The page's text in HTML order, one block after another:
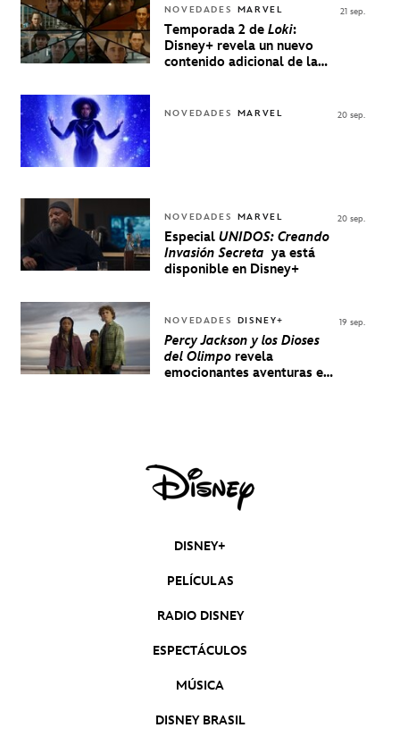
NOVEDADES MARVEL
Temporada 2 de Loki:
Disney+ revela un nuevo
contenido adicional de la
21 sep.
NOVEDADES MARVEL 20 sep.
NOVEDADES MARVEL
Especial UNIDOS: Creando
Invasión Secreta ya está
disponible en Disney+
20 sep.
NOVEDADES DISNEY+
Percy Jackson y los Dioses
del Olimporevela
emocionantes aventuras en
19 sep.
DISNEY+
PELÍCULAS
RADIO DISNEY
ESPECTÁCULOS
MÚSICA
DISNEY BRASIL